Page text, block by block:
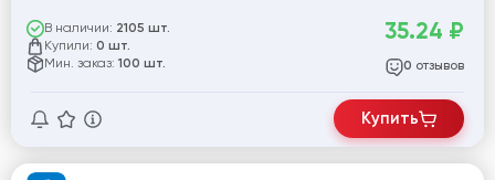
В наличии: 2105 шт.
Купили: 0 шт.
Мин. заказ: 100 шт.
35.24 ₽
0 отзывов
Купить